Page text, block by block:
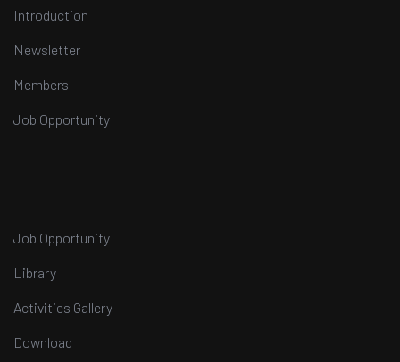
Introduction
Newsletter
Members
Job Opportunity
Job Opportunity
Library
Activities Gallery
Download